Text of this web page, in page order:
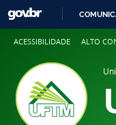
ACESSIBILIDADE ALTO